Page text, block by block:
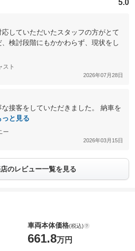
5.0
していただいたスタッフの方がとて
検討段階にもかかわらず、現状をし
スト
2026年07月28日
接客をしていただきました。 納車を
っと見る
ー
2026年03月15日
のレビュー一覧を見る
車両本体価格(税込)
661.8万円